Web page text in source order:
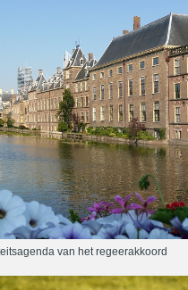
van het regeerakkoord